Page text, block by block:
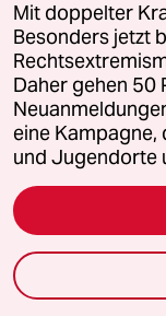
© 2026 taz
Alle Rechte
wenden Sie sich bitte
Feedback
Leitlinie
Seitenwende
Mit doppelter
Besonders jetzt
Daher gehen 50
eine Kampagne,
und Jugendorte